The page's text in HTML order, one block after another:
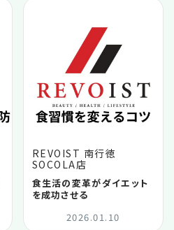
REVOIST 南行徳
SOCOLA店
食生活の変革がダイエット
を成功させる
2026.01.10